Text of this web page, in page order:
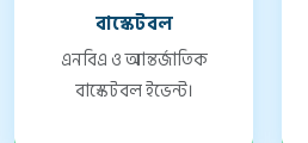
বাস্কেটবল
এনবিএ ও আন্তর্জাতিক
বাস্কেটবল ইভেন্ট।